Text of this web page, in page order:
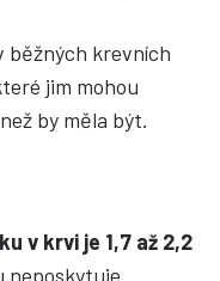
běžných krevních
jim mohou
by měla být.
v krvi je 1,7 až 2,2
neposkytuje